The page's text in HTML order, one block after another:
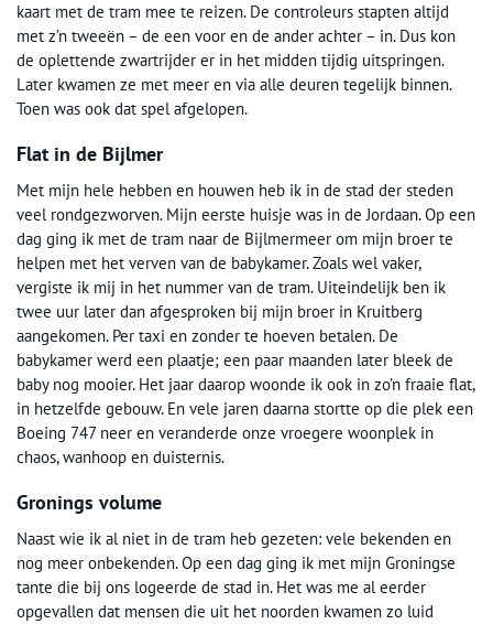
kaart met de tram mee te reizen. De controleurs stapten altijd
met z’n tweeën – de een voor en de ander achter – in. Dus kon
de oplettende zwartrijder er in het midden tijdig uitspringen.
Later kwamen ze met meer en via alle deuren tegelijk binnen.
Toen was ook dat spel afgelopen.
Flat in de Bijlmer
Met mijn hele hebben en houwen heb ik in de stad der steden
veel rondgezworven. Mijn eerste huisje was in de Jordaan. Op een
dag ging ik met de tram naar de Bijlmermeer om mijn broer te
helpen met het verven van de babykamer. Zoals wel vaker,
vergiste ik mij in het nummer van de tram. Uiteindelijk ben ik
twee uur later dan afgesproken bij mijn broer in Kruitberg
aangekomen. Per taxi en zonder te hoeven betalen. De
babykamer werd een plaatje; een paar maanden later bleek de
baby nog mooier. Het jaar daarop woonde ik ook in zo’n fraaie flat,
in hetzelfde gebouw. En vele jaren daarna stortte op die plek een
Boeing 747 neer en veranderde onze vroegere woonplek in
chaos, wanhoop en duisternis.
Gronings volume
Naast wie ik al niet in de tram heb gezeten: vele bekenden en
nog meer onbekenden. Op een dag ging ik met mijn Groningse
tante die bij ons logeerde de stad in. Het was me al eerder
opgevallen dat mensen die uit het noorden kwamen zo luid